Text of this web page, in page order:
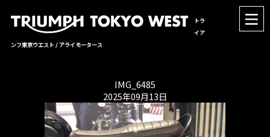
トラ
イア
ンフ東京ウエスト / アライモータース
IMG_6485
2025年09月13日